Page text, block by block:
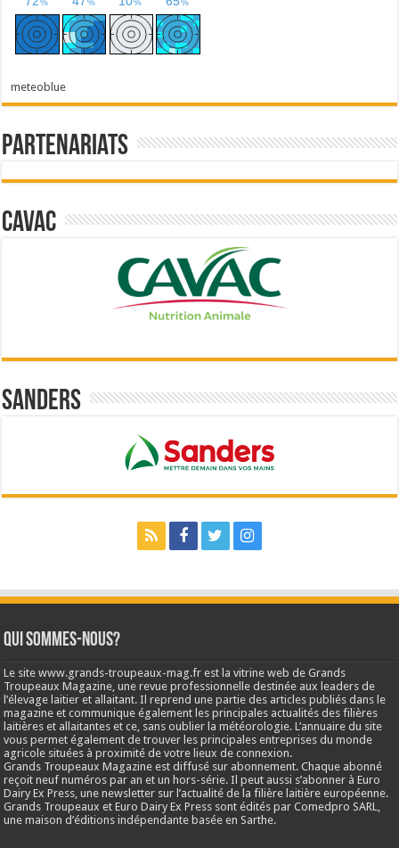
meteoblue
Partenariats
Cavac
Sanders
Qui sommes-nous?
Le site www.grands-troupeaux-mag.fr est la vitrine web de Grands
Troupeaux Magazine, une revue professionnelle destinée aux leaders de
l’élevage laitier et allaitant. Il reprend une partie des articles publiés dans le
magazine et communique également les principales actualités des filières
laitières et allaitantes et ce, sans oublier la météorologie. L’annuaire du site
vous permet également de trouver les principales entreprises du monde
agricole situées à proximité de votre lieux de connexion.
Grands Troupeaux Magazine est diffusé sur abonnement. Chaque abonné
reçoit neuf numéros par an et un hors-série. Il peut aussi s’abonner à Euro
Dairy Ex Press, une newsletter sur l’actualité de la filière laitière européenne.
Grands Troupeaux et Euro Dairy Ex Press sont édités par Comedpro SARL,
une maison d’éditions indépendante basée en Sarthe.